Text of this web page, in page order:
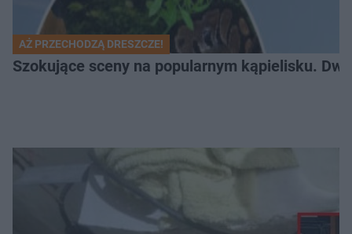
AŻ PRZECHODZĄ DRESZCZE!
Szokujące sceny na popularnym kąpielisku.